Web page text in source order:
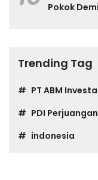
Pokok
Trending Tag
PT ABM
PDI Perjuangan
indonesia